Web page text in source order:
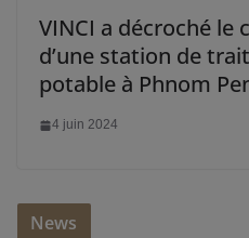
VINCI a décroché le
d’une station de
potable à Phnom
4 juin 2024
News